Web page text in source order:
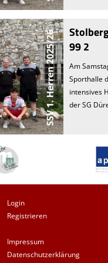
99 2
Am
Sporthalle
intensives
der SG
Login
Registrieren
Impressum
Datenschutzerklärung